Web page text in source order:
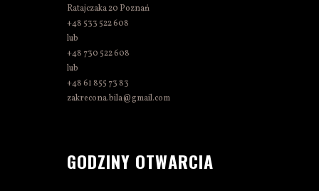
Ratajczaka 20 Poznań
+48 533 522 608
lub
+48 730 522 608
lub
+48 61 855 73 83
zakrecona.bila@gmail.com
GODZINY OTWARCIA